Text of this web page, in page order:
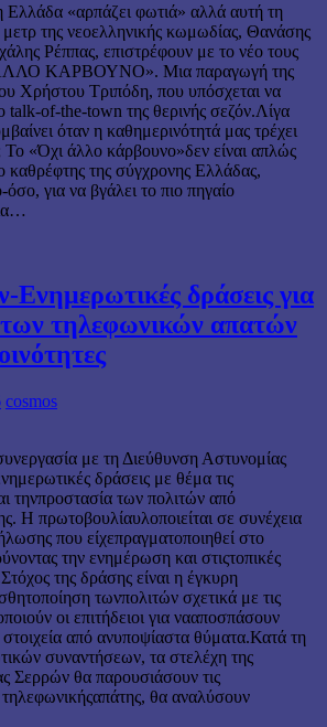
Ελλάδα «αρπάζει φωτιά» αλλά αυτή τη
της νεοελληνικής κωμωδίας, Θανάσης
Ρέππας, επιστρέφουν με το νέο τους
ΑΛΛΟ ΚΑΡΒΟΥΝΟ». Μια παραγωγή της
Χρήστου Τριπόδη, που υπόσχεται να
talk-of-the-town της θερινής σεζόν.Λίγα
όταν η καθημερινότητά μας τρέχει
«Όχι άλλο κάρβουνο»δεν είναι απλώς
καθρέφτης της σύγχρονης Ελλάδας,
για να βγάλει το πιο πηγαίο
δράσεις για
τηλεφωνικών απατών
cosmos
με τη Διεύθυνση Αστυνομίας
δράσεις με θέμα τις
τηνπροστασία των πολιτών από
Η πρωτοβουλίαυλοποιείται σε συνέχεια
που είχεπραγματοποιηθεί στο
την ενημέρωση και στιςτοπικές
της δράσης είναι η έγκυρη
τωνπολιτών σχετικά με τις
οι επιτήδειοι για νααποσπάσουν
από ανυποψίαστα θύματα.Κατά τη
συναντήσεων, τα στελέχη της
Σερρών θα παρουσιάσουν τις
θα αναλύσουν